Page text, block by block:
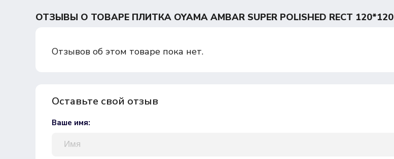
ОТЗЫВЫ О ТОВАРЕ ПЛИТКА OYAMA AMBAR SUPER POLISHED RECT 120*120
Отзывов об этом товаре пока нет.
Оставьте свой отзыв
Ваше имя: